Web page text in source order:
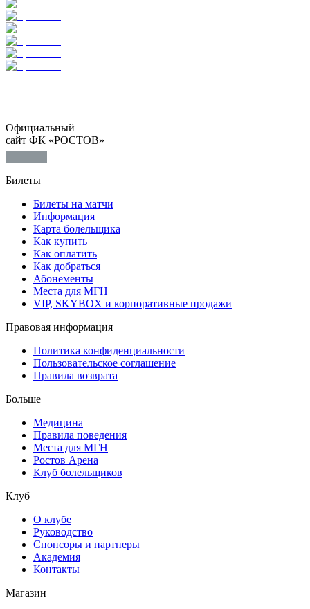
Официальный
сайт ФК «РОСТОВ»
Билеты
Билеты на матчи
Информация
Карта болельщика
Как купить
Как оплатить
Как добраться
Абонементы
Места для МГН
VIP, SKYBOX и корпоративные продажи
Правовая информация
Политика конфиденциальности
Пользовательское соглашение
Правила возврата
Больше
Медицина
Правила поведения
Места для МГН
Ростов Арена
Клуб болельщиков
Клуб
О клубе
Руководство
Спонсоры и партнеры
Академия
Контакты
Магазин